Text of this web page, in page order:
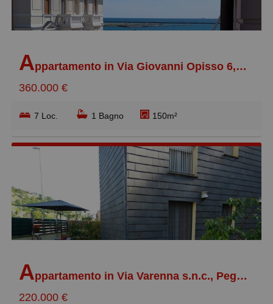
Appartamento in Via Giovanni Opisso 6, Pegli Centro
360.000 €
7 Loc. 1 Bagno 150m²
Appartamento in Via Varenna s.n.c., Pegli Centro
220.000 €